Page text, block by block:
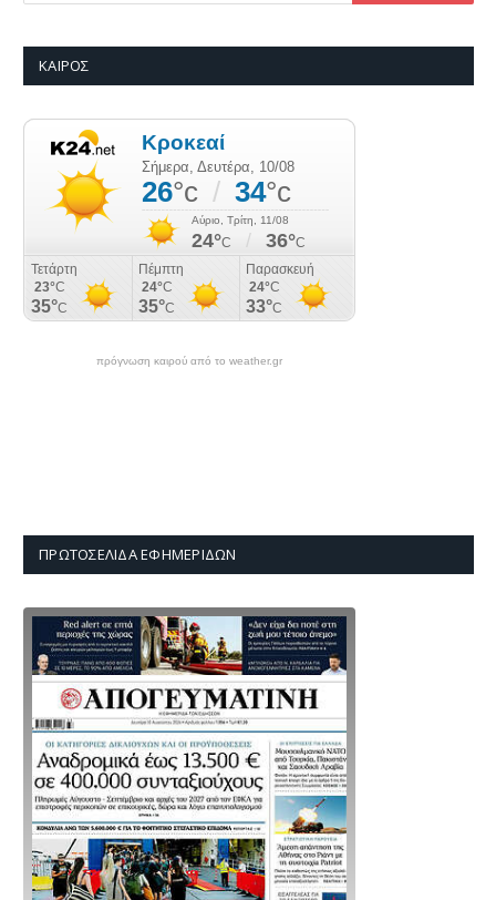
ΚΑΙΡΌΣ
πρόγνωση καιρού από το weather.gr
ΠΡΩΤΟΣΈΛΙΔΑ ΕΦΗΜΕΡΊΔΩΝ